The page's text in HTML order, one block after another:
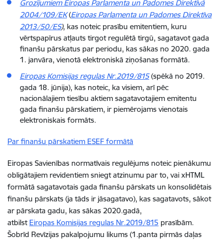
Grozījumiem Eiropas Parlamenta un Padomes Direktīvā
2004/109/EK(Eiropas Parlamenta un Padomes Direktīva
2013/50/ES), kas noteic prasību emitentiem, kuru
vērtspapīrus atļauts tirgot regulētā tirgū, sagatavot gada
finanšu pārskatus par periodu, kas sākas no 2020. gada
1. janvāra, vienotā elektroniskā ziņošanas formātā.
Eiropas Komisijas regulas Nr.2019/815(spēkā no 2019.
gada 18. jūnija), kas noteic, ka visiem, arī pēc
nacionālajiem tiesību aktiem sagatavotajiem emitentu
gada finanšu pārskatiem, ir piemērojams vienotais
elektroniskais formāts.
Par finanšu pārskatiem ESEF formātā
Eiropas Savienības normatīvais regulējums noteic pienākumu
obligātajiem revidentiem sniegt atzinumu par to, vai xHTML
formātā sagatavotais gada finanšu pārskats un konsolidētais
finanšu pārskats (ja tāds ir jāsagatavo), kas sagatavots, sākot
ar pārskata gadu, kas sākas 2020.gadā,
atbilst Eiropas Komisijas regulas Nr.2019/815 prasībām.
Šobrīd Revīzijas pakalpojumu likums (1.panta pirmās daļas